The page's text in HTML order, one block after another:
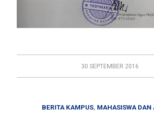
30 SEPTEMBER 2016
BERITA KAMPUS, MAHASISWA DAN